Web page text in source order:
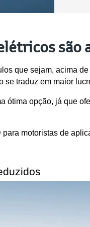
são
que sejam, acima
traduz em maior
ótima opção, já que
motoristas de